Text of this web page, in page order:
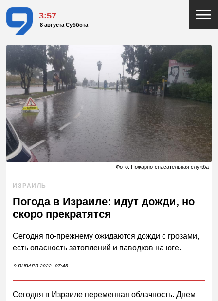
3:57
8 августа Суббота
Фото: Пожарно-спасательная служба
ИЗРАИЛЬ
Погода в Израиле: идут дожди, но
скоро прекратятся
Сегодня по-прежнему ожидаются дожди с грозами,
есть опасность затоплений и паводков на юге.
9 ЯНВАРЯ 2022 07:45
Сегодня в Израиле переменная облачность. Днем